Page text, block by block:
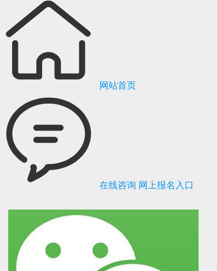
可信网站信用评 网络警察提醒你 诚信网站
网站首页
在线咨询 网上报名入口